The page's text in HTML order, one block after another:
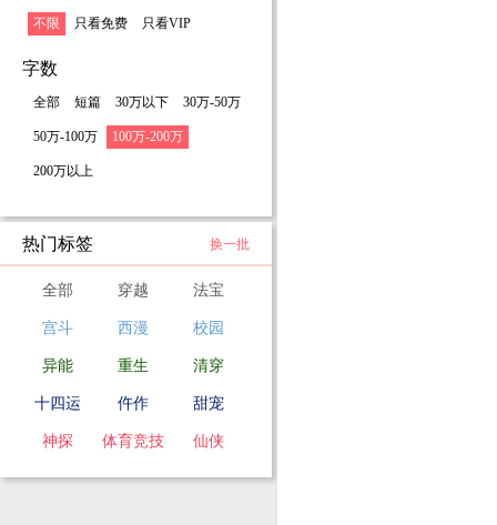
不限 只看免费 只看VIP
字数
全部 短篇 30万以下 30万-50万
50万-100万 100万-200万
200万以上
热门标签 换一批
全部 穿越 法宝
宫斗 西漫 校园
异能 重生 清穿
十四运 仵作 甜宠
神探 体育竞技 仙侠